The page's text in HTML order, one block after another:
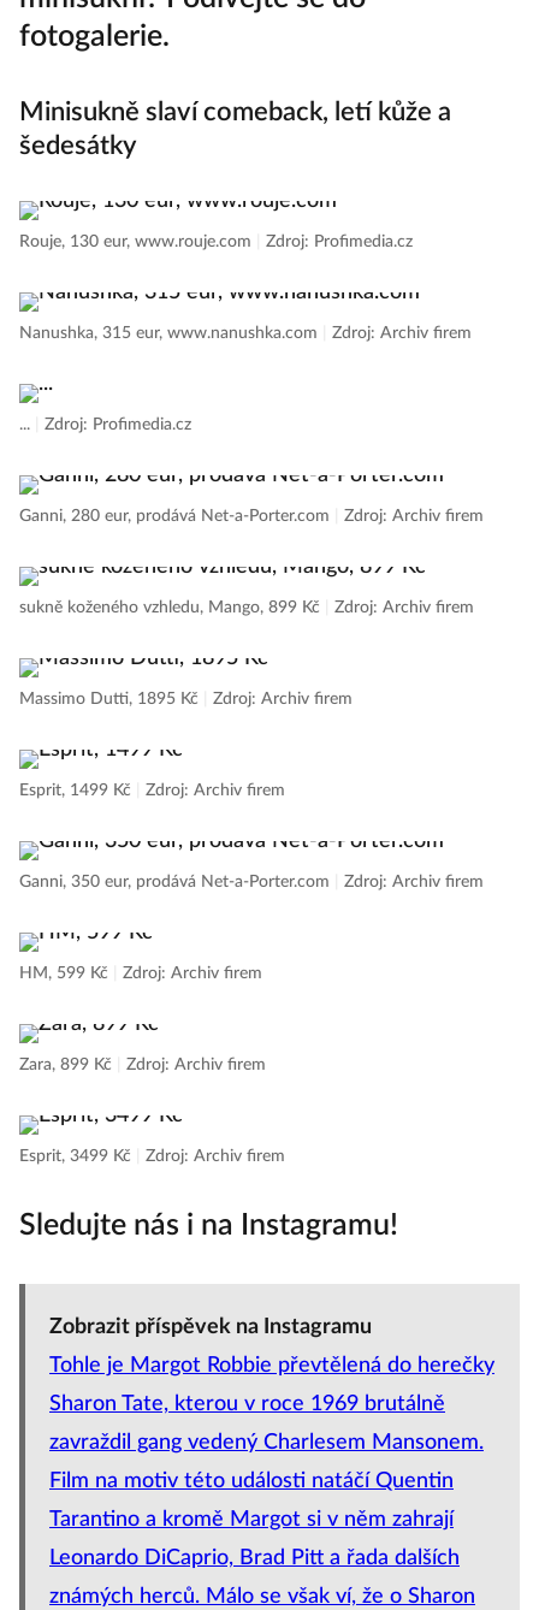
fotogalerie.
Minisukně slaví comeback, letí kůže a
šedesátky
Rouje, 130 eur, www.rouje.com Zdroj: Profimedia.cz
Nanushka, 315 eur, www.nanushka.com Zdroj: Archiv firem
... Zdroj: Profimedia.cz
Ganni, 280 eur, prodává Net-a-Porter.com Zdroj: Archiv firem
sukně koženého vzhledu, Mango, 899 Kč Zdroj: Archiv firem
Massimo Dutti, 1895 Kč Zdroj: Archiv firem
Esprit, 1499 Kč Zdroj: Archiv firem
Ganni, 350 eur, prodává Net-a-Porter.com Zdroj: Archiv firem
HM, 599 Kč Zdroj: Archiv firem
Zara, 899 Kč Zdroj: Archiv firem
Esprit, 3499 Kč Zdroj: Archiv firem
Sledujte nás i na Instagramu!
Zobrazit příspěvek na Instagramu
Tohle je Margot Robbie převtělená do herečky
Sharon Tate, kterou v roce 1969 brutálně
zavraždil gang vedený Charlesem Mansonem.
Film na motiv této události natáčí Quentin
Tarantino a kromě Margot si v něm zahrají
Leonardo DiCaprio, Brad Pitt a řada dalších
známých herců. Málo se však ví, že o Sharon